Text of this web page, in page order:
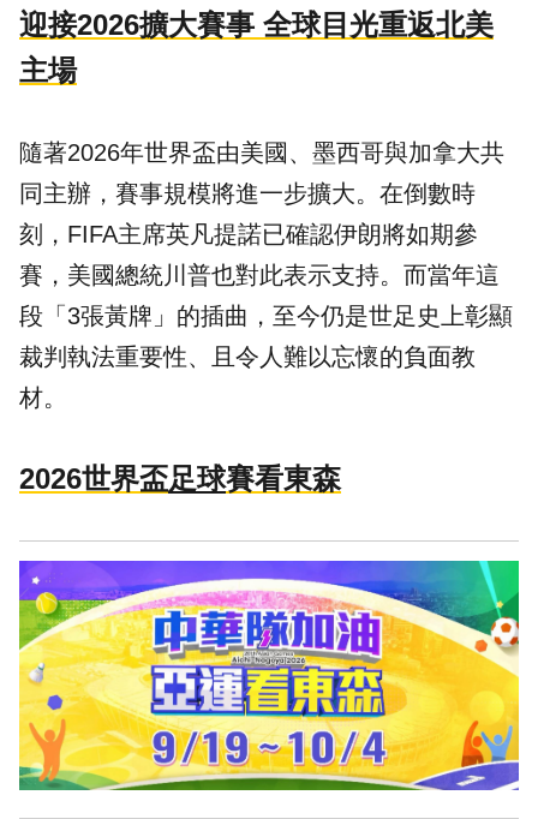
迎接2026擴大賽事 全球目光重返北美
主場
隨著2026年世界盃由美國、墨西哥與加拿大共
同主辦，賽事規模將進一步擴大。在倒數時
刻，FIFA主席英凡提諾已確認伊朗將如期參
賽，美國總統川普也對此表示支持。而當年這
段「3張黃牌」的插曲，至今仍是世足史上彰顯
裁判執法重要性、且令人難以忘懷的負面教
材。
2026世界盃足球賽看東森